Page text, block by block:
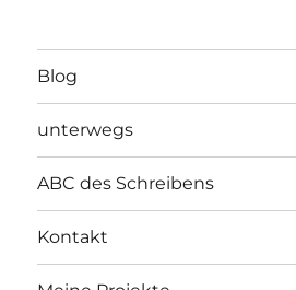
Blog
unterwegs
ABC des Schreibens
Kontakt